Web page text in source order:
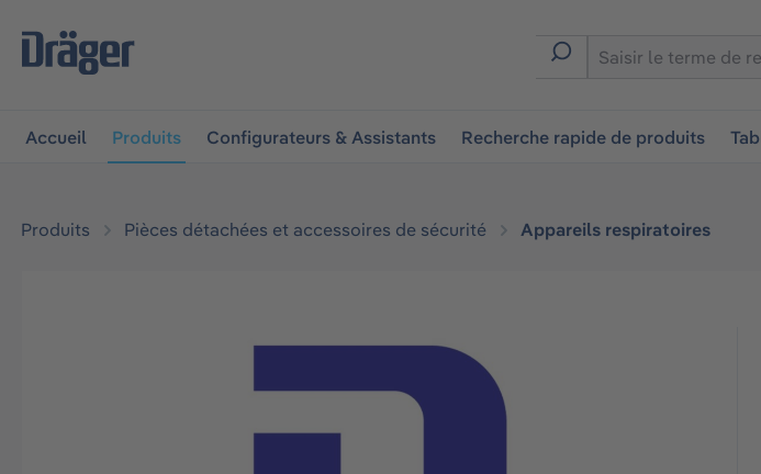
à la navigation principale
Accueil Produits Configurateurs & Assistants Recherche rapide de produits
Produits Pièces détachées et accessoires de sécurité Appareils respiratoires